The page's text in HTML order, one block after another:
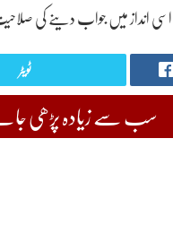
انداز میں جواب دینے کی
ٹویٹر
سب سے زیادہ پڑھی